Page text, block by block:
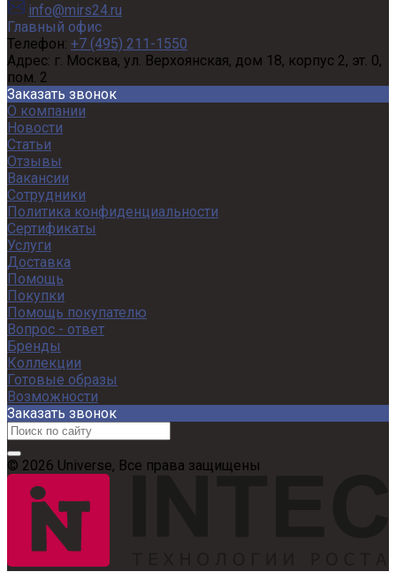
info@mirs24.ru
Главный офис
Телефон: +7 (495) 211-1550
Адрес: г. Москва, ул. Верхоянская, дом 18, корпус 2, эт. 0,
пом. 2
Заказать звонок
О компании
Новости
Статьи
Отзывы
Вакансии
Сотрудники
Политика конфиденциальности
Сертификаты
Услуги
Доставка
Помощь
Покупки
Помощь покупателю
Вопрос - ответ
Бренды
Коллекции
Готовые образы
Возможности
Заказать звонок
© 2026 Universe, Все права защищены